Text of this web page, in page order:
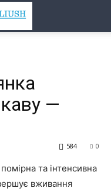
—
0
584
та інтенсивна
вживання